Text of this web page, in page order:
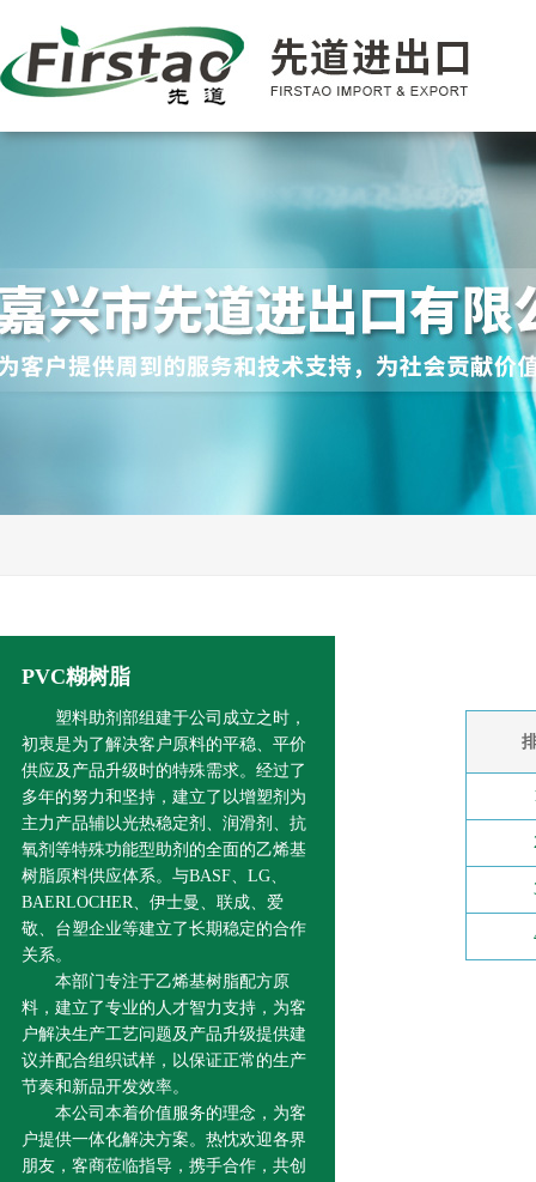
PVC糊树脂
塑料助剂部组建于公司成立之时，
初衷是为了解决客户原料的平稳、平价
供应及产品升级时的特殊需求。经过了
多年的努力和坚持，建立了以增塑剂为
主力产品辅以光热稳定剂、润滑剂、抗
氧剂等特殊功能型助剂的全面的乙烯基
树脂原料供应体系。与BASF、LG、
BAERLOCHER、伊士曼、联成、爱
敬、台塑企业等建立了长期稳定的合作
关系。
本部门专注于乙烯基树脂配方原
料，建立了专业的人才智力支持，为客
户解决生产工艺问题及产品升级提供建
议并配合组织试样，以保证正常的生产
节奏和新品开发效率。
本公司本着价值服务的理念，为客
户提供一体化解决方案。热忱欢迎各界
朋友，客商莅临指导，携手合作，共创